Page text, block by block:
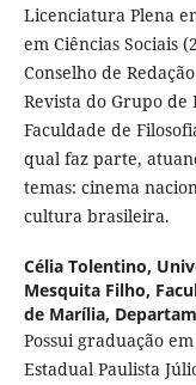
Licenciatura Plena
em Ciências Sociais
Conselho de
Revista do Grupo
Faculdade de
qual faz parte,
temas: cinema
cultura brasileira.
Célia Tolentino,
Mesquita Filho,
de Marília,
Possui graduação
Estadual Paulista